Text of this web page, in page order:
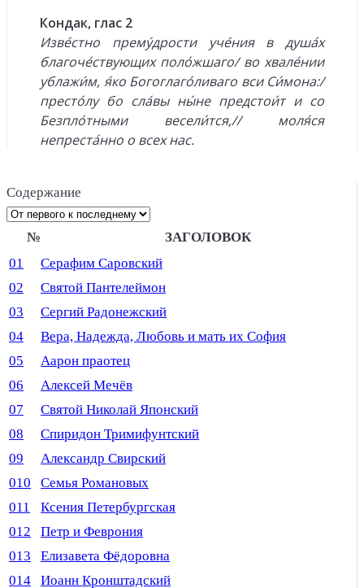
Кондак, глас 2
Изве́стно прему́дрости уче́ния в душа́х
благоче́ствующих поло́жшаго/ во хвале́нии
ублажи́м, я́ко Богоглаго́ливаго вси Си́мона:/
престо́лу бо сла́вы ны́не предстои́т и со
Безпло́тными весели́тся,// моля́ся
непреста́нно о всех нас.
Содержание
№
ЗАГОЛОВОК
01
Серафим Саровский
02
Святой Пантелеймон
03
Сергий Радонежский
04
Вера, Надежда, Любовь и мать их София
05
Аарон праотец
06
Алексей Мечёв
07
Святой Николай Японский
08
Спиридон Тримифунтский
09
Александр Свирский
010
Семья Романовых
011
Ксения Петербургская
012
Петр и Феврония
013
Елизавета Фёдоровна
014
Иоанн Кронштадский